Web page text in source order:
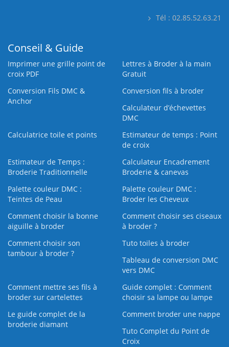
Tél : 02.85.52.63.21
Conseil & Guide
Imprimer une grille point de
croix PDF
Lettres à Broder à la main
Gratuit
Conversion Fils DMC &
Anchor
Conversion fils à broder
Calculateur d’échevettes
DMC
Calculatrice toile et points
Estimateur de temps : Point
de croix
Estimateur de Temps :
Broderie Traditionnelle
Calculateur Encadrement
Broderie & canevas
Palette couleur DMC :
Teintes de Peau
Palette couleur DMC :
Broder les Cheveux
Comment choisir la bonne
aiguille à broder
Comment choisir ses ciseaux
à broder ?
Comment choisir son
tambour à broder ?
Tuto toiles à broder
Tableau de conversion DMC
vers DMC
Comment mettre ses fils à
broder sur cartelettes
Guide complet : Comment
choisir sa lampe ou lampe
Le guide complet de la
broderie diamant
Comment broder une nappe
Tuto Complet du Point de
Croix